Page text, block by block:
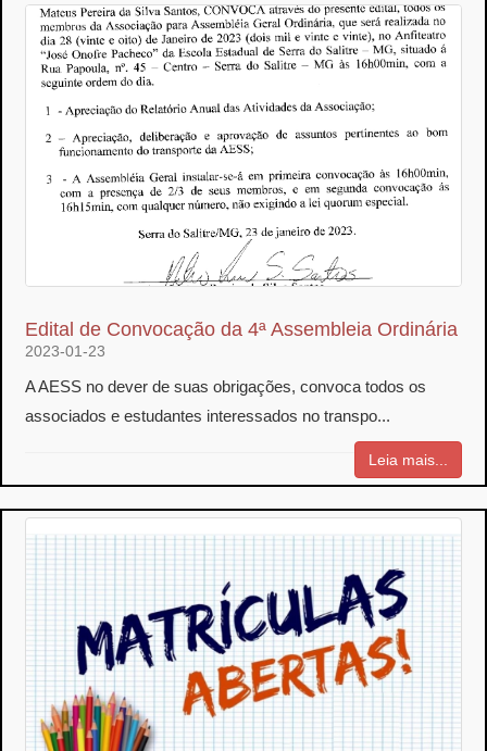
Edital de Convocação da 4ª Assembleia Ordinária
2023-01-23
A AESS no dever de suas obrigações, convoca todos os
associados e estudantes interessados no transpo...
Leia mais...